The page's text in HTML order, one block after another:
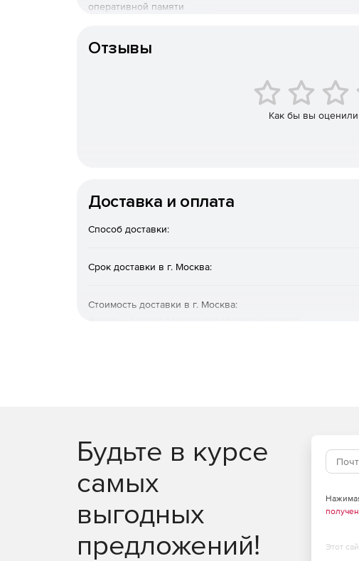
оперативной памяти
Отзывы
Как бы вы оценили
Доставка и оплата
Способ доставки:
Срок доставки в г. Москва:
Стоимость доставки в г. Москва:
Будьте в курсе
самых
выгодных
предложений!
Этот